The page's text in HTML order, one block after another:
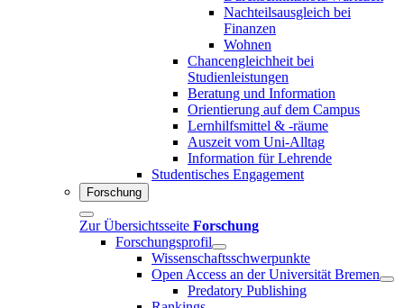
Nachteilsausgleich bei
Finanzen
Wohnen
Chancengleichheit bei
Studienleistungen
Beratung und Information
Orientierung auf dem Campus
Lernhilfsmittel & -räume
Auszeit vom Uni-Alltag
Information für Lehrende
Studentisches Engagement
Forschung
Zur Übersichtsseite Forschung
Forschungsprofil
Wissenschaftsschwerpunkte
Open Access an der Universität Bremen
Predatory Publishing